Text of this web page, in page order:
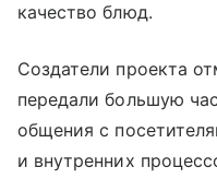
качество блюд.
Создатели проекта
передали большую
общения с
и внутренних